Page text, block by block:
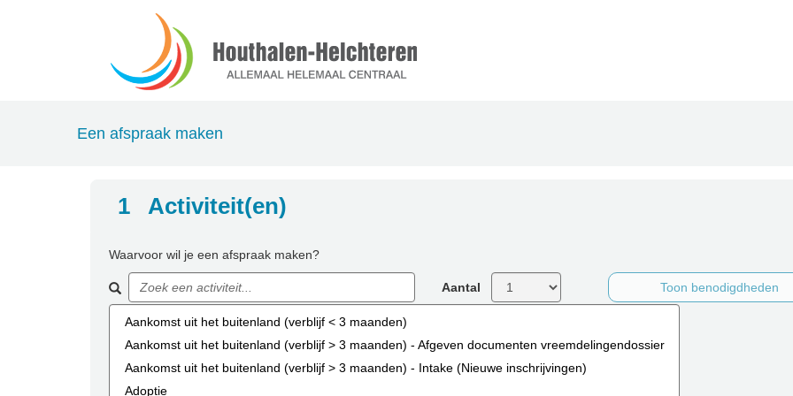
Een afspraak maken
1Activiteitselectiestap is nog niet volledig ingevuld
Activiteit(en)
Waarvoor wil je een afspraak maken?
Zoeken Aantal Toon benodigdheden